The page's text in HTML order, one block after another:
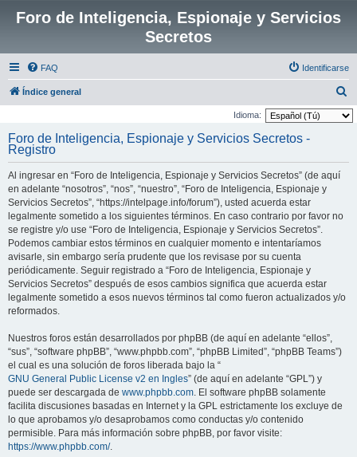
Foro de Inteligencia, Espionaje y Servicios
Secretos
FAQ Identificarse
Índice general
u
Idioma:
Foro de Inteligencia, Espionaje y Servicios Secretos -
Registro
Al ingresar en “Foro de Inteligencia, Espionaje y Servicios Secretos” (de aquí
en adelante “nosotros”, “nos”, “nuestro”, “Foro de Inteligencia, Espionaje y
Servicios Secretos”, “https://intelpage.info/forum”), usted acuerda estar
legalmente sometido a los siguientes términos. En caso contrario por favor no
se registre y/o use “Foro de Inteligencia, Espionaje y Servicios Secretos”.
Podemos cambiar estos términos en cualquier momento e intentaríamos
avisarle, sin embargo sería prudente que los revisase por su cuenta
periódicamente. Seguir registrado a “Foro de Inteligencia, Espionaje y
Servicios Secretos” después de esos cambios significa que acuerda estar
legalmente sometido a esos nuevos términos tal como fueron actualizados y/o
reformados.
Nuestros foros están desarrollados por phpBB (de aquí en adelante “ellos”,
“sus”, “software phpBB”, “www.phpbb.com”, “phpBB Limited”, “phpBB Teams”)
el cual es una solución de foros liberada bajo la “
GNU General Public License v2 en Ingles” (de aquí en adelante “GPL”) y
puede ser descargada de www.phpbb.com. El software phpBB solamente
facilita discusiones basadas en Internet y la GPL estrictamente los excluye de
lo que aprobamos y/o desaprobamos como conductas y/o contenido
permisible. Para más información sobre phpBB, por favor visite:
https://www.phpbb.com/.